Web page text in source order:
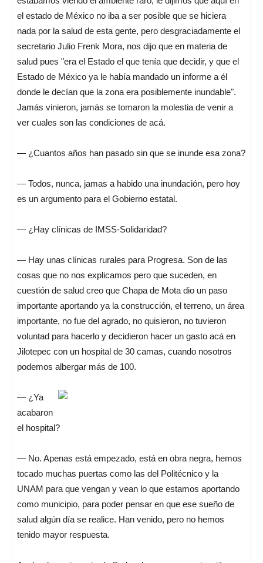
el estado de México no iba a ser posible que se hiciera
nada por la salud de esta gente, pero desgraciadamente el
secretario Julio Frenk Mora, nos dijo que en materia de
salud pues "era el Estado el que tenía que decidir, y que el
Estado de México ya le había mandado un informe a él
donde le decían que la zona era posiblemente inundable".
Jamás vinieron, jamás se tomaron la molestia de venir a
ver cuales son las condiciones de acá.
— ¿Cuantos años han pasado sin que se inunde esa zona?
— Todos, nunca, jamas a habido una inundación, pero hoy
es un argumento para el Gobierno estatal.
— ¿Hay clínicas de IMSS-Solidaridad?
— Hay unas clínicas rurales para Progresa. Son de las
cosas que no nos explicamos pero que suceden, en
cuestión de salud creo que Chapa de Mota dio un paso
importante aportando ya la construcción, el terreno, un área
importante, no fue del agrado, no quisieron, no tuvieron
voluntad para hacerlo y decidieron hacer un gasto acá en
Jilotepec con un hospital de 30 camas, cuando nosotros
podemos albergar más de 100.
— ¿Ya
acabaron
el hospital?
— No. Apenas está empezado, está en obra negra, hemos
tocado muchas puertas como las del Politécnico y la
UNAM para que vengan y vean lo que estamos aportando
como municipio, para poder pensar en que ese sueño de
salud algún día se realice. Han venido, pero no hemos
tenido mayor respuesta.